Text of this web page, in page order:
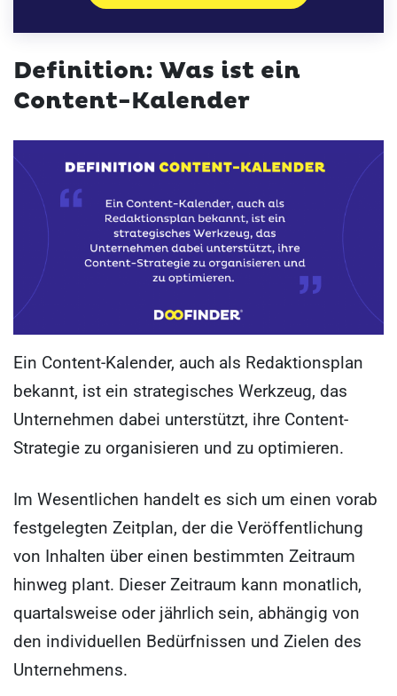
Definition: Was ist ein
Content-Kalender
Ein Content-Kalender, auch als Redaktionsplan
bekannt, ist ein strategisches Werkzeug, das
Unternehmen dabei unterstützt, ihre Content-
Strategie zu organisieren und zu optimieren.
Im Wesentlichen handelt es sich um einen vorab
festgelegten Zeitplan, der die Veröffentlichung
von Inhalten über einen bestimmten Zeitraum
hinweg plant. Dieser Zeitraum kann monatlich,
quartalsweise oder jährlich sein, abhängig von
den individuellen Bedürfnissen und Zielen des
Unternehmens.